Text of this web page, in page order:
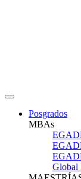
Posgrados
MBAs
Global